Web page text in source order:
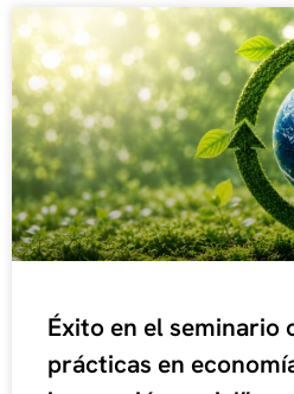
Éxito en el seminario
prácticas en